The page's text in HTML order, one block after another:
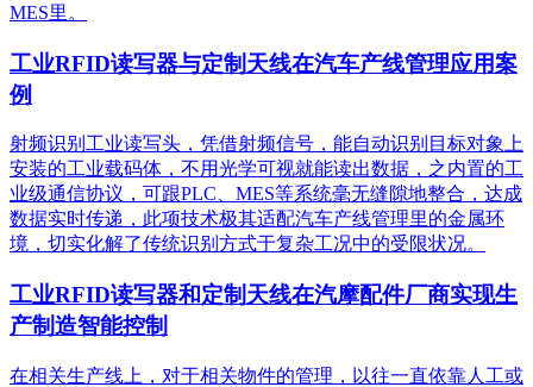
MES里。
工业RFID读写器与定制天线在汽车产线管理应用案
例
射频识别工业读写头，凭借射频信号，能自动识别目标对象上
安装的工业载码体，不用光学可视就能读出数据，之内置的工
业级通信协议，可跟PLC、MES等系统毫无缝隙地整合，达成
数据实时传递，此项技术极其适配汽车产线管理里的金属环
境，切实化解了传统识别方式于复杂工况中的受限状况。
工业RFID读写器和定制天线在汽摩配件厂商实现生
产制造智能控制
在相关生产线上，对于相关物件的管理，以往一直依靠人工或